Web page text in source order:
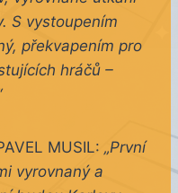
S vystoupením
překvapením pro
hráčů –
MUSIL: „První
vyrovnaný a